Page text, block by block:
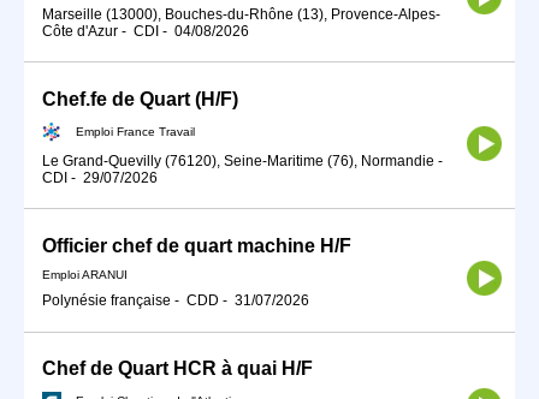
Marseille (13000), Bouches-du-Rhône (13), Provence-Alpes-
Côte d'Azur - CDI - 04/08/2026
Chef.fe de Quart (H/F)
Emploi France Travail
Le Grand-Quevilly (76120), Seine-Maritime (76), Normandie -
CDI - 29/07/2026
Officier chef de quart machine H/F
Emploi ARANUI
Polynésie française - CDD - 31/07/2026
Chef de Quart HCR à quai H/F